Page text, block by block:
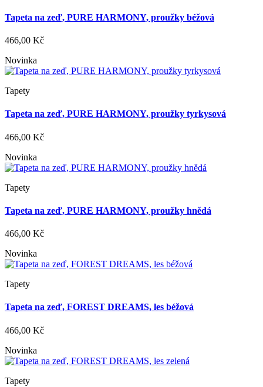
Tapeta na zeď, PURE HARMONY, proužky béžová
466,00 Kč
Novinka
Tapety
Tapeta na zeď, PURE HARMONY, proužky tyrkysová
466,00 Kč
Novinka
Tapety
Tapeta na zeď, PURE HARMONY, proužky hnědá
466,00 Kč
Novinka
Tapety
Tapeta na zeď, FOREST DREAMS, les béžová
466,00 Kč
Novinka
Tapety